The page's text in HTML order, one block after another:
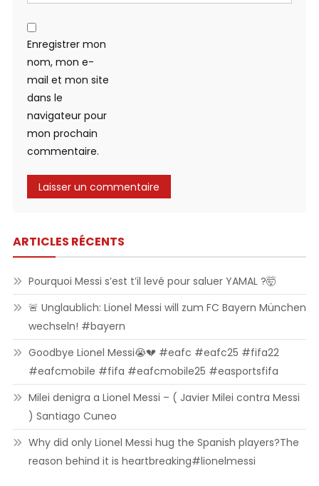
Enregistrer mon
nom, mon e-
mail et mon site
dans le
navigateur pour
mon prochain
commentaire.
ARTICLES RÉCENTS
Pourquoi Messi s’est t’il levé pour saluer YAMAL ?🤯
🚨 Unglaublich: Lionel Messi will zum FC Bayern München
wechseln! #bayern
Goodbye Lionel Messi😭💔 #eafc #eafc25 #fifa22
#eafcmobile #fifa #eafcmobile25 #easportsfifa
Milei denigra a Lionel Messi – ( Javier Milei contra Messi
) Santiago Cuneo
Why did only Lionel Messi hug the Spanish players?The
reason behind it is heartbreaking#lionelmessi